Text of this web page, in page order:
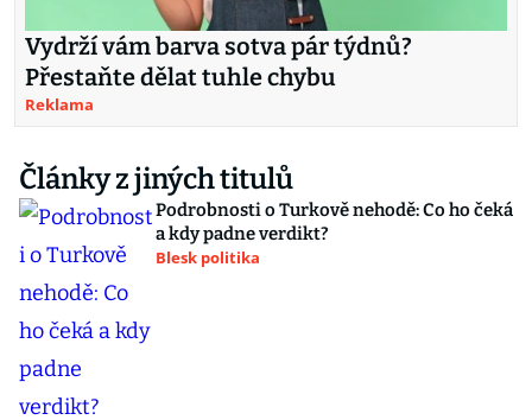
Vydrží vám barva sotva pár týdnů?
Přestaňte dělat tuhle chybu
Reklama
Články z jiných titulů
Podrobnosti o Turkově nehodě: Co ho čeká
a kdy padne verdikt?
Blesk politika